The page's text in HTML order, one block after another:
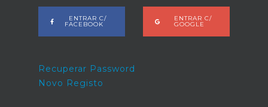
ENTRAR C/
FACEBOOK
ENTRAR C/
GOOGLE
Recuperar Password
Novo Registo